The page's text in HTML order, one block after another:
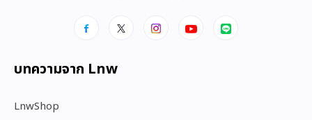
บทความจาก Lnw
LnwShop